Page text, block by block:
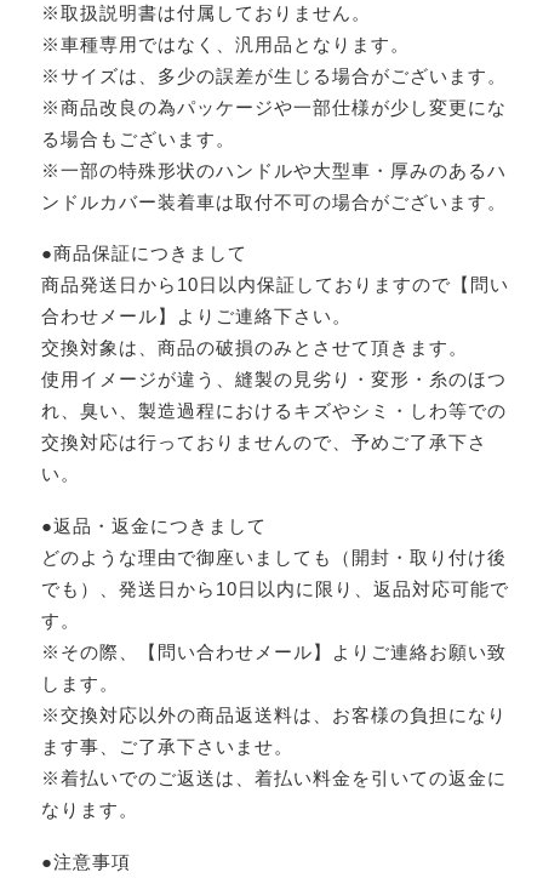
※取扱説明書は付属しておりません。
※車種専用ではなく、汎用品となります。
※サイズは、多少の誤差が生じる場合がございます。
※商品改良の為パッケージや一部仕様が少し変更にな
る場合もございます。
※一部の特殊形状のハンドルや大型車・厚みのあるハ
ンドルカバー装着車は取付不可の場合がございます。
●商品保証につきまして
商品発送日から10日以内保証しておりますので【問い
合わせメール】よりご連絡下さい。
交換対象は、商品の破損のみとさせて頂きます。
使用イメージが違う、縫製の見劣り・変形・糸のほつ
れ、臭い、製造過程におけるキズやシミ・しわ等での
交換対応は行っておりませんので、予めご了承下さ
い。
●返品・返金につきまして
どのような理由で御座いましても（開封・取り付け後
でも）、発送日から10日以内に限り、返品対応可能で
す。
※その際、【問い合わせメール】よりご連絡お願い致
します。
※交換対応以外の商品返送料は、お客様の負担になり
ます事、ご了承下さいませ。
※着払いでのご返送は、着払い料金を引いての返金に
なります。
●注意事項